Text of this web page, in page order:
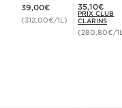
39,00€
(312,00€/1L)
Prix Club Clarins 35,10€
35,10€
PRIX CLUB
CLARINS
(280,80€/